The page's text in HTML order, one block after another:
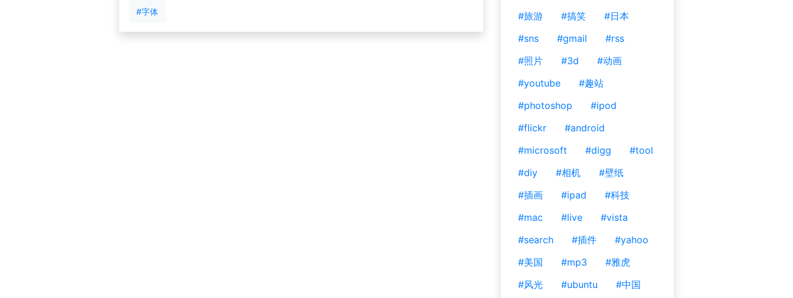
#字体
#旅游
#搞笑
#日本
#sns
#gmail
#rss
#照片
#3d
#动画
#youtube
#趣站
#photoshop
#ipod
#flickr
#android
#microsoft
#digg
#tool
#diy
#相机
#壁纸
#插画
#ipad
#科技
#mac
#live
#vista
#search
#插件
#yahoo
#美国
#mp3
#雅虎
#风光
#ubuntu
#中国